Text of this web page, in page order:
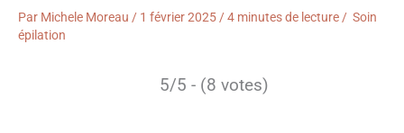
Par Michele Moreau / 1 février 2025/4 minutes de lecture/ Soin
épilation
5/5 - (8 votes)